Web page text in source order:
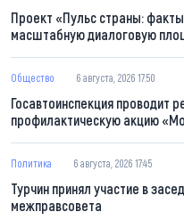
Проект «Пульс страны:
масштабную диалоговую
Общество 6 августа, 2026 17:50
Госавтоинспекция проводит
профилактическую акцию
Политика 6 августа, 2026 17:45
Турчин принял участие в
межправсовета